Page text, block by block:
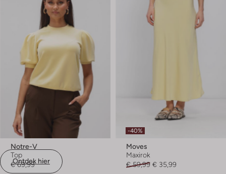
Ontdek hier
Notre-V
Top
€ 69,99
-40%
Moves
Maxirok
€ 59,99 € 35,99